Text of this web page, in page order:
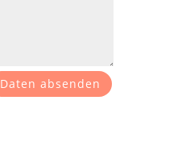
Daten absenden